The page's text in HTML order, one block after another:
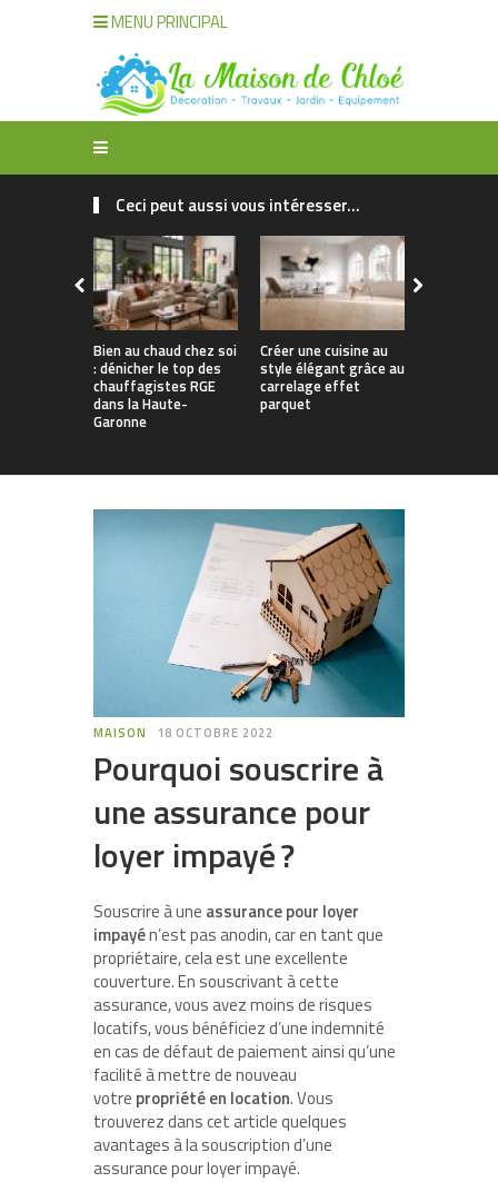
MENU PRINCIPAL
Ceci peut aussi vous intéresser...
Bien au chaud chez soi
: dénicher le top des
chauffagistes RGE
dans la Haute-
Garonne
Créer une cuisine au
style élégant grâce au
carrelage effet
parquet
MAISON 18 OCTOBRE 2022
Pourquoi souscrire à
une assurance pour
loyer impayé ?
Souscrire à une assurance pour loyer
impayén’est pas anodin, car en tant que
propriétaire, cela est une excellente
couverture. En souscrivant à cette
assurance, vous avez moins de risques
locatifs, vous bénéficiez d’une indemnité
en cas de défaut de paiement ainsi qu’une
facilité à mettre de nouveau
votre propriété en location. Vous
trouverez dans cet article quelques
avantages à la souscription d’une
assurance pour loyer impayé.